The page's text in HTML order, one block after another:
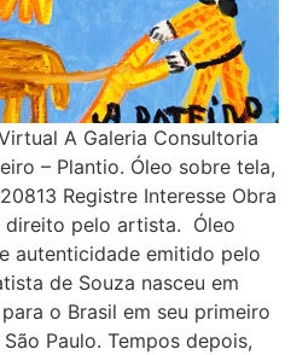
A Galeria Consultoria
– Plantio. Óleo sobre tela,
Registre Interesse Obra
direito pelo artista. Óleo
emitido pelo
de Souza nasceu em
o Brasil em seu primeiro
Paulo. Tempos depois,